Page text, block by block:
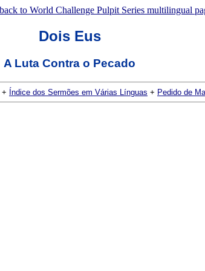
Dois Eus
A Luta Contra o Pecado
+ Índice dos Sermões em Várias Línguas + Pedido de